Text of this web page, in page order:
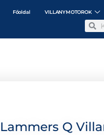
Főoldal VILLANYMOTOROK
Lammers Q